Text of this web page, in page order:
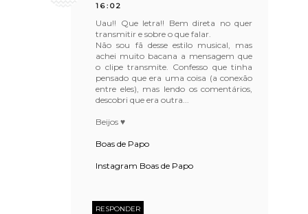
16:02
Uau!! Que letra!! Bem direta no quer
transmitir e sobre o que falar.
Não sou fã desse estilo musical, mas
achei muito bacana a mensagem que
o clipe transmite. Confesso que tinha
pensado que era uma coisa (a conexão
entre eles), mas lendo os comentários,
descobri que era outra...
Beijos ♥
Boas de Papo
Instagram Boas de Papo
RESPONDER